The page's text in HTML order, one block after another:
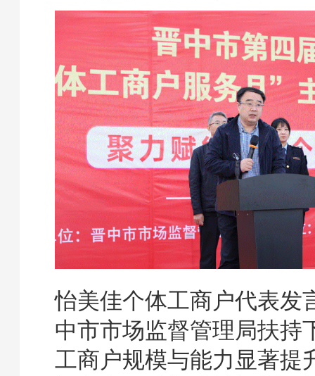
怡美佳个体工商户代表发
中市市场监督管理局扶持
工商户规模与能力显著提